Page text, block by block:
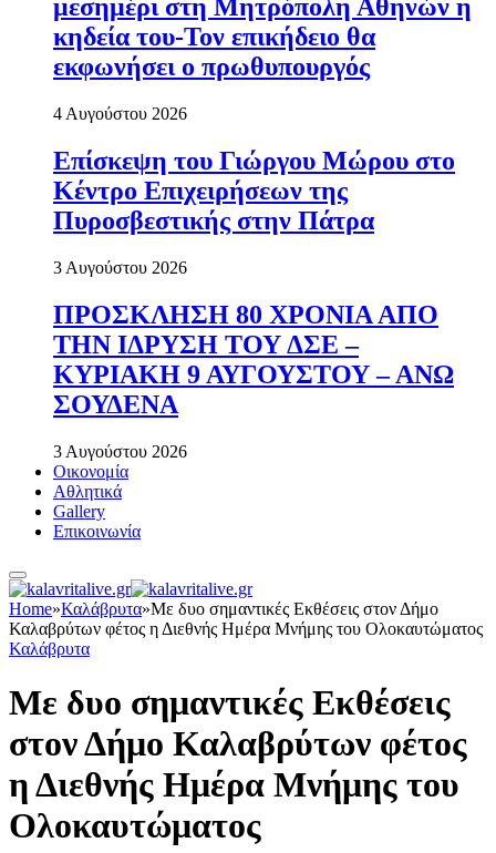
μεσημέρι στη Μητρόπολη Αθηνών η
κηδεία του-Τον επικήδειο θα
εκφωνήσει ο πρωθυπουργός
4 Αυγούστου 2026
Επίσκεψη του Γιώργου Μώρου στο
Κέντρο Επιχειρήσεων της
Πυροσβεστικής στην Πάτρα
3 Αυγούστου 2026
ΠΡΟΣΚΛΗΣΗ 80 ΧΡΟΝΙΑ ΑΠΟ
ΤΗΝ ΙΔΡΥΣΗ ΤΟΥ ΔΣΕ –
ΚΥΡΙΑΚΗ 9 ΑΥΓΟΥΣΤΟΥ – ΑΝΩ
ΣΟΥΔΕΝΑ
3 Αυγούστου 2026
Οικονομία
Αθλητικά
Gallery
Επικοινωνία
Home»Καλάβρυτα»Mε δυο σημαντικές Εκθέσεις στον Δήμο
Καλαβρύτων φέτος η Διεθνής Ημέρα Μνήμης του Ολοκαυτώματος
Καλάβρυτα
Mε δυο σημαντικές Εκθέσεις
στον Δήμο Καλαβρύτων φέτος
η Διεθνής Ημέρα Μνήμης του
Ολοκαυτώματος